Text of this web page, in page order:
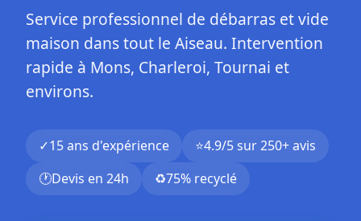
Service professionnel de débarras et vide
maison dans tout le Aiseau. Intervention
rapide à Mons, Charleroi, Tournai et
environs.
✓15 ans d'expérience ⭐4.9/5 sur 250+ avis
🕐Devis en 24h ♻️75% recyclé